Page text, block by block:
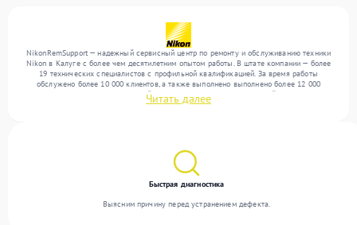
NikonRemSupport — надежный сервисный центр по ремонту и обслуживанию техники
Nikon в Калуге с более чем десятилетним опытом работы. В штате компании — более
19 технических специалистов с профильной квалификацией. За время работы
обслужено более 10 000 клиентов, а также выполнено выполнено более 12 000
ремонтов. Ежемесячно в сервисный центр поступает более 300 устройств, включая , , .
Мы беремся за задачи любой сложности и предлагаем стабильный уровень сервиса
Читать далее
Быстрая диагностика
Выясним причину перед устранением дефекта.